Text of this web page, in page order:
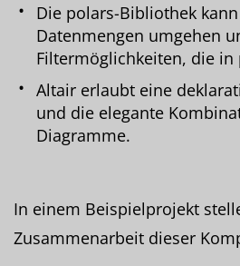
Die polars-Bibliothek
Datenmengen umgehen
Filtermöglichkeiten, die in
Altair erlaubt eine
und die elegante
Diagramme.
In einem Beispielprojekt
Zusammenarbeit dieser